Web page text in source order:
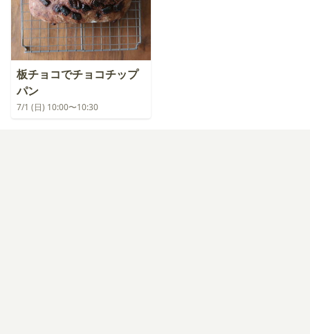
板チョコでチョコチップ
パン
7/1 (日) 10:00〜10:30